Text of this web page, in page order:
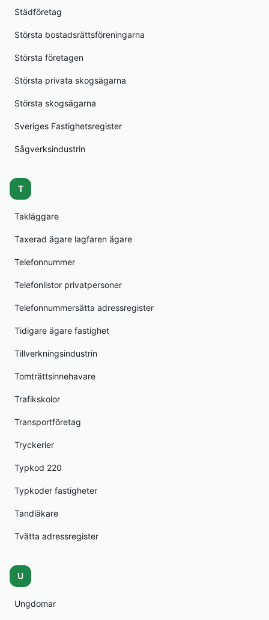
Städföretag
Största bostadsrättsföreningarna
Största företagen
Största privata skogsägarna
Största skogsägarna
Sveriges Fastighetsregister
Sågverksindustrin
T
Takläggare
Taxerad ägare lagfaren ägare
Telefonnummer
Telefonlistor privatpersoner
Telefonnummersätta adressregister
Tidigare ägare fastighet
Tillverkningsindustrin
Tomträttsinnehavare
Trafikskolor
Transportföretag
Tryckerier
Typkod 220
Typkoder fastigheter
Tandläkare
Tvätta adressregister
U
Ungdomar